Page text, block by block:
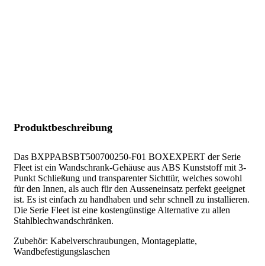
Produktbeschreibung
Das BXPPABSBT500700250-F01 BOXEXPERT der Serie
Fleet ist ein Wandschrank-Gehäuse aus ABS Kunststoff mit 3-
Punkt Schließung und transparenter Sichttür, welches sowohl
für den Innen, als auch für den Ausseneinsatz perfekt geeignet
ist. Es ist einfach zu handhaben und sehr schnell zu installieren.
Die Serie Fleet ist eine kostengünstige Alternative zu allen
Stahlblechwandschränken.
Zubehör: Kabelverschraubungen, Montageplatte,
Wandbefestigungslaschen